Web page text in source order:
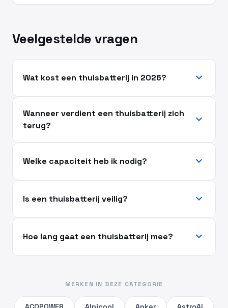
Veelgestelde vragen
Wat kost een thuisbatterij in 2026? expand_more
Wanneer verdient een thuisbatterij zich
terug?
expand_more
Welke capaciteit heb ik nodig? expand_more
Is een thuisbatterij veilig? expand_more
Hoe lang gaat een thuisbatterij mee? expand_more
MERKEN IN DEZE CATEGORIE